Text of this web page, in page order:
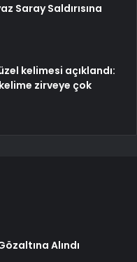
Saray Saldırısına
kelimesi açıklandı:
zirveye çok
Alındı